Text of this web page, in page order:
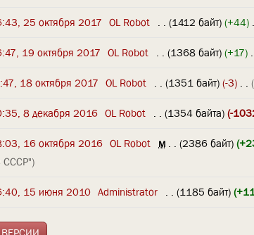
25 октября 2017 OL Robot . . (1412 байт) (+44)
19 октября 2017 OL Robot . . (1368 байт) (+17)
18 октября 2017 OL Robot . . (1351 байт) (-3) . .
8 декабря 2016 OL Robot . . (1354 байта) (-
16 октября 2016 OL Robot м . . (2386 байт)
СССР")
15 июня 2010 Administrator . . (1185 байт)